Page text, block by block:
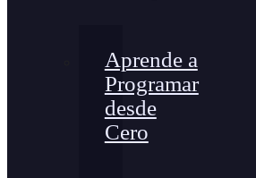
Aprende a
Programar
desde
Cero